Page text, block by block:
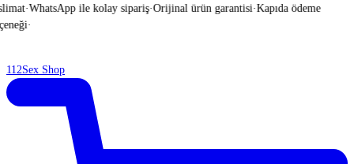
·WhatsApp ile kolay sipariş·Orijinal ürün garantisi·Kapıda ödeme
·
112Sex Shop